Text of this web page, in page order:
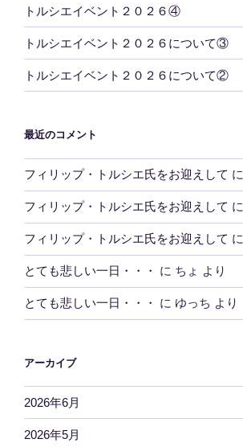
トルシエイベント２０２６④
トルシエイベント２０２６について③
トルシエイベント２０２６について②
最近のコメント
フィリップ・トルシエ氏をお迎えして に
フィリップ・トルシエ氏をお迎えして に
フィリップ・トルシエ氏をお迎えして に
とても悲しい一日・・・ に ちょ より
とても悲しい一日・・・ に ゆっち より
アーカイブ
2026年6月
2026年5月